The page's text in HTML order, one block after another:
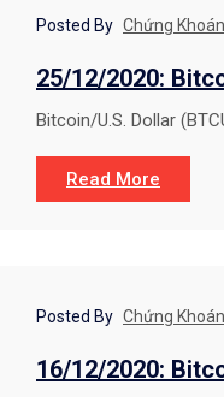
CHIẾN LƯỢC GIAO DỊCH
Posted By Chứng
25/12/2020:
Bitcoin/U.S. Dollar
Read More
CHIẾN LƯỢC GIAO DỊCH
Posted By Chứng
16/12/2020: